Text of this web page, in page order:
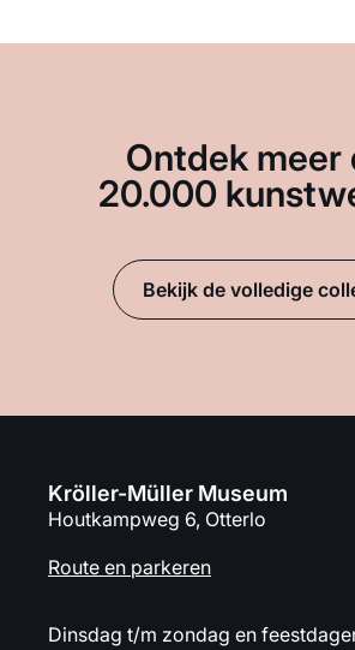
Ontdek meer
20.000
Bekijk de volledige
Kröller-Müller Museum
Houtkampweg 6, Otterlo
Route en parkeren
Dinsdag t/m zondag en